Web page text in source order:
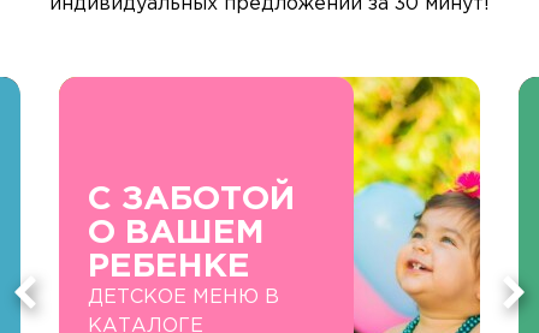
индивидуальных предложений за 30 минут!
С ЗАБОТОЙ
О ВАШЕМ
РЕБЕНКЕ
ДЕТСКОЕ МЕНЮ В
КАТАЛОГЕ